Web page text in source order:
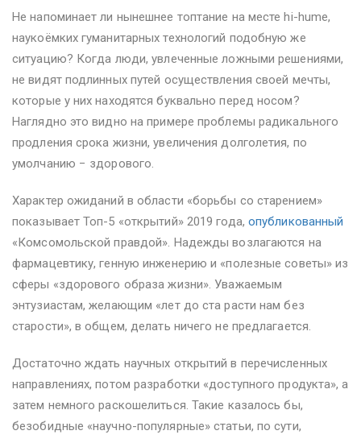
Не напоминает ли нынешнее топтание на месте hi-hume,
наукоёмких гуманитарных технологий подобную же
ситуацию? Когда люди, увлеченные ложными решениями,
не видят подлинных путей осуществления своей мечты,
которые у них находятся буквально перед носом?
Наглядно это видно на примере проблемы радикального
продления срока жизни, увеличения долголетия, по
умолчанию − здорового.
Характер ожиданий в области «борьбы со старением»
показывает Топ-5 «открытий» 2019 года, опубликованный
«Комсомольской правдой». Надежды возлагаются на
фармацевтику, генную инженерию и «полезные советы» из
сферы «здорового образа жизни». Уважаемым
энтузиастам, желающим «лет до ста расти нам без
старости», в общем, делать ничего не предлагается.
Достаточно ждать научных открытий в перечисленных
направлениях, потом разработки «доступного продукта», а
затем немного раскошелиться. Такие казалось бы,
безобидные «научно-популярные» статьи, по сути,